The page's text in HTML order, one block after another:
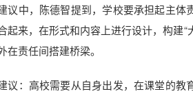
议中，陈德智提到，学校要承担起主体
起来，在形式和内容上进行设计，构建
在责任间搭建桥梁。
议：高校需要从自身出发，在课堂的教